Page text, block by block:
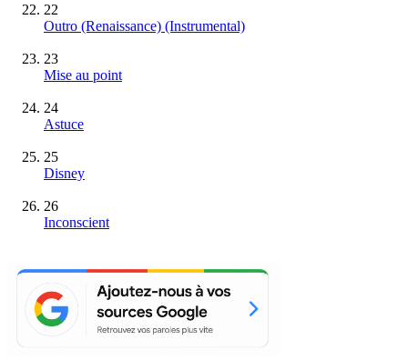
22
Outro (Renaissance) (Instrumental)
23
Mise au point
24
Astuce
25
Disney
26
Inconscient